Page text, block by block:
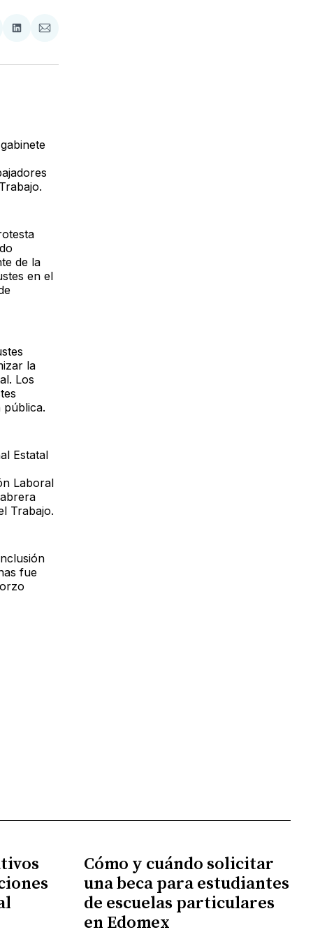
Compartir
LinkedIn
Compartir
Email
de la
en el
la
Los
pública.
Estatal
Laboral
Trabajo.
fue
Cómo y cuándo solicitar
una beca para estudiantes
de escuelas particulares
en Edomex